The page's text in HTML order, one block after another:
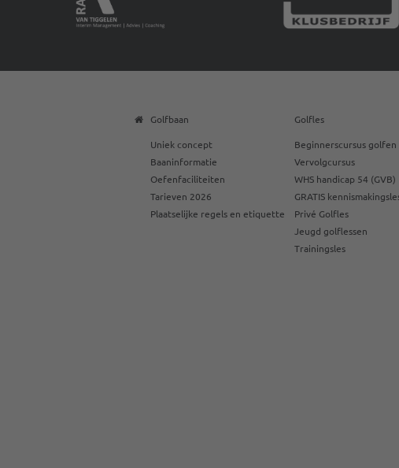
Golfbaan
Uniek concept
Baaninformatie
Oefenfaciliteiten
Tarieven 2026
Plaatselijke regels en etiquette
Golfles
Beginnerscursus golfen
Vervolgcursus
WHS handicap 54 (GVB)
GRATIS
Privé Golfles
Jeugd golflessen
Trainingsles